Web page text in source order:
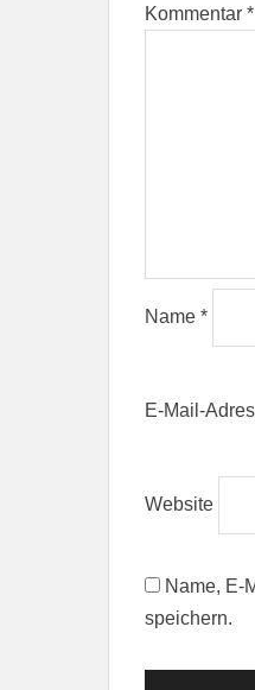
Kommentar*
Name*
E-Mail-
Website
Name, E-
speichern.